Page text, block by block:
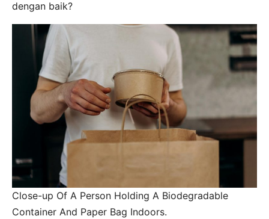
dengan baik?
Close-up Of A Person Holding A Biodegradable
Container And Paper Bag Indoors.